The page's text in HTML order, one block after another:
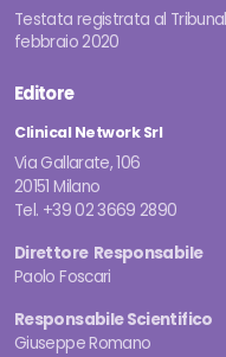
Testata registrata al
febbraio 2020
Editore
Clinical Network Srl
Via Gallarate, 106
20151 Milano
Tel. +39 02 3669 2890
Direttore Responsabile
Paolo Foscari
Responsabile Scientifico
Giuseppe Romano